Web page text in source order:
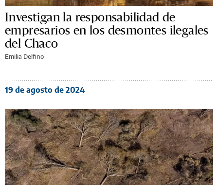
Investigan la responsabilidad de
empresarios en los desmontes ilegales
del Chaco
Emilia Delfino
19 de agosto de 2024